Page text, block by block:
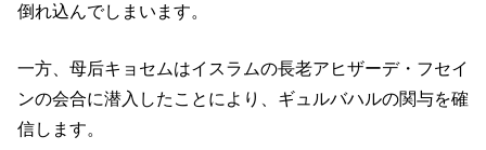
倒れ込んでしまいます。
一方、母后キョセムはイスラムの長老アヒザーデ・フセイ
ンの会合に潜入したことにより、ギュルバハルの関与を確
信します。